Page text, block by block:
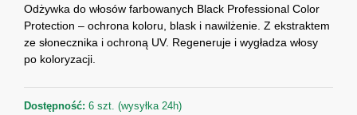
Odżywka do włosów farbowanych Black Professional Color
Protection – ochrona koloru, blask i nawilżenie. Z ekstraktem
ze słonecznika i ochroną UV. Regeneruje i wygładza włosy
po koloryzacji.
Dostępność: 6 szt. (wysyłka 24h)